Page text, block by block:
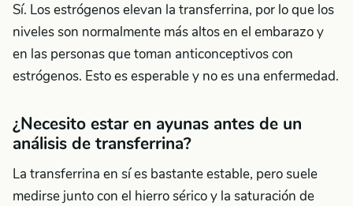
Sí. Los estrógenos elevan la transferrina, por lo que los
niveles son normalmente más altos en el embarazo y
en las personas que toman anticonceptivos con
estrógenos. Esto es esperable y no es una enfermedad.
¿Necesito estar en ayunas antes de un
análisis de transferrina?
La transferrina en sí es bastante estable, pero suele
medirse junto con el hierro sérico y la saturación de